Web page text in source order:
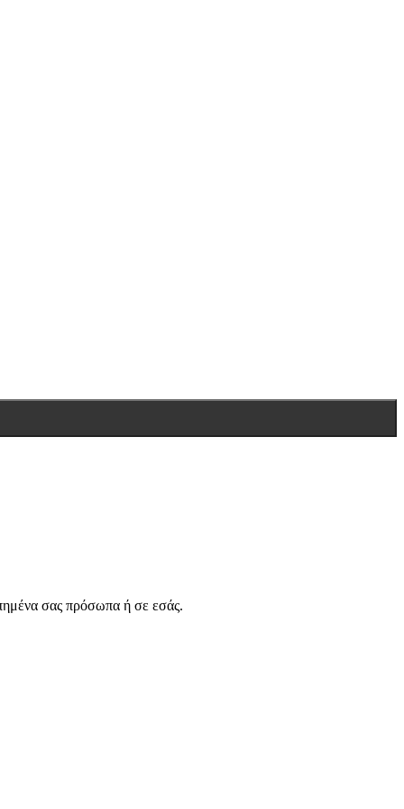
σας πρόσωπα ή σε εσάς.